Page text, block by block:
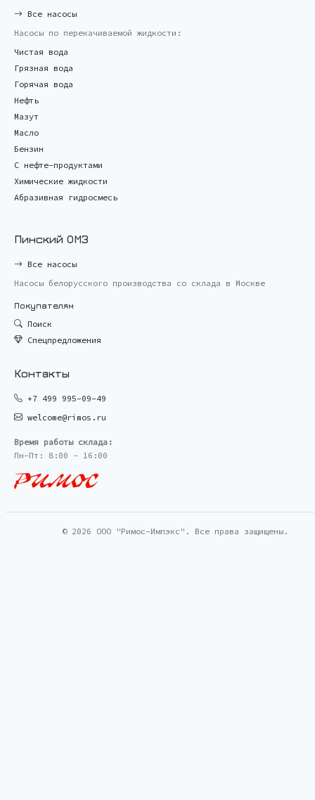
Все насосы
Насосы по перекачиваемой жидкости:
Чистая вода
Грязная вода
Горячая вода
Нефть
Мазут
Масло
Бензин
С нефте-продуктами
Химические жидкости
Абразивная гидросмесь
Пинский ОМЗ
Все насосы
Насосы белорусского производства со склада в Москве
Покупателям
Поиск
Спецпредложения
Контакты
+7 499 995-09-49
welcome@rimos.ru
Время работы склада:
Пн-Пт: 8:00 - 16:00
© 2026 ООО "Римос-Импэкс". Все права защищены.